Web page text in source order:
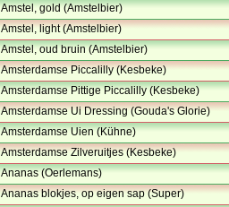
Amstel, gold (Amstelbier)
Amstel, light (Amstelbier)
Amstel, oud bruin (Amstelbier)
Amsterdamse Piccalilly (Kesbeke)
Amsterdamse Pittige Piccalilly (Kesbeke)
Amsterdamse Ui Dressing (Gouda's Glorie)
Amsterdamse Uien (Kühne)
Amsterdamse Zilveruitjes (Kesbeke)
Ananas (Oerlemans)
Ananas blokjes, op eigen sap (Super)